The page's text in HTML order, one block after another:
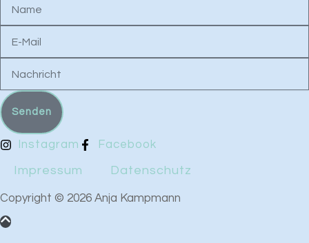
Mail
Senden
Instagram Facebook
Impressum Datenschutz
Copyright © 2026 Anja Kampmann